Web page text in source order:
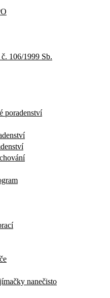
106/1999 Sb.
poradenství
nanečisto